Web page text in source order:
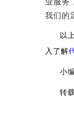
业服务
我们的
以
入了解
小
转